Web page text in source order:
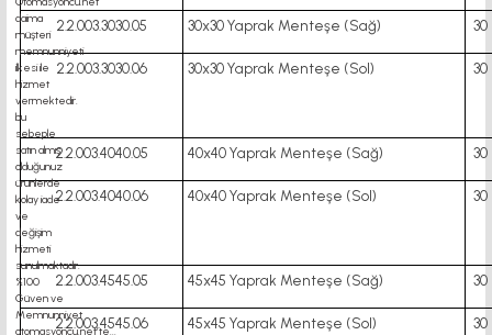
2.2.003.3030.05 30x30 Yaprak Menteşe (Sağ) 30
2.2.003.3030.06 30x30 Yaprak Menteşe (Sol) 30
2.2.003.4040.05 40x40 Yaprak Menteşe (Sağ) 30
2.2.003.4040.06 40x40 Yaprak Menteşe (Sol) 30
2.2.003.4545.05 45x45 Yaprak Menteşe (Sağ) 30
2.2.003.4545.06 45x45 Yaprak Menteşe (Sol) 30